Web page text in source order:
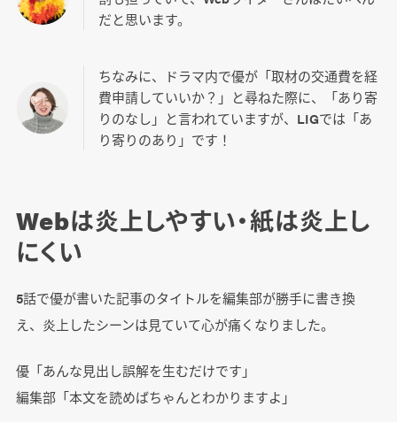
だと思います。
ちなみに、ドラマ内で優が「取材の交通費を経
費申請していいか？」と尋ねた際に、「あり寄
りのなし」と言われていますが、LIGでは「あ
り寄りのあり」です！
Webは炎上しやすい・紙は炎上し
にくい
5話で優が書いた記事のタイトルを編集部が勝手に書き換
え、炎上したシーンは見ていて心が痛くなりました。
優「あんな見出し誤解を生むだけです」
編集部「本文を読めばちゃんとわかりますよ」